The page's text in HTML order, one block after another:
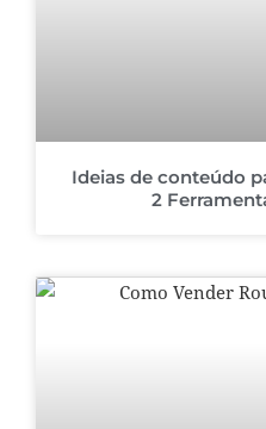
Ideias de conteúdo
2